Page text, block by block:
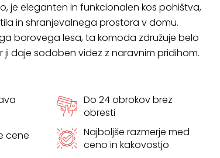
je eleganten in funkcionalen kos pohištva,
in shranjevalnega prostora v domu.
borovega lesa, ta komoda združuje belo
ji daje sodoben videz z naravnim pridihom.
Do 24 obrokov brez
obresti
cene
Najboljše razmerje med
ceno in kakovostjo